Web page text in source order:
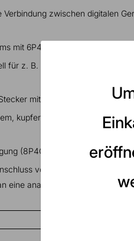
zwischen digitalen
mit 6P4C-Anschluss an einen
z. B. Modem, Router, DSL,
mit Rastnase und
kupferkaschiertem
(8P4C-Stecker und 6P4C-
von analogen Geräten
eine analoge Leitung geeignet.